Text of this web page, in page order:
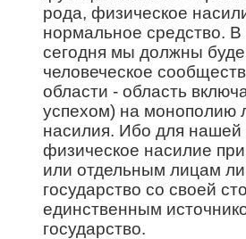
рода, физическое
нормальное средство.
сегодня мы должны
человеческое
области - область
успехом) на монополию
насилия. Ибо для нашей
физическое насилие
или отдельным лицам
государство со своей
единственным
государство.